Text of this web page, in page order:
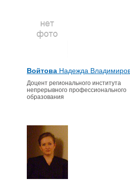
Войтова Надежда
Доцент регионального института
непрерывного профессионального
образования